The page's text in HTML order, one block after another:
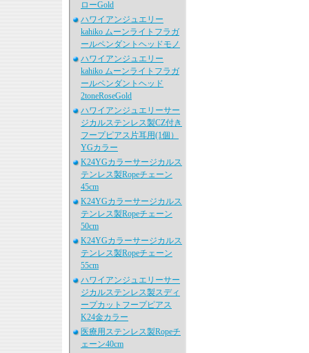
ローGold
ハワイアンジュエリー
kahiko ムーンライトフラガ
ールペンダントヘッドモノ
ハワイアンジュエリー
kahiko ムーンライトフラガ
ールペンダントヘッド
2toneRoseGold
ハワイアンジュエリーサー
ジカルステンレス製CZ付き
フープピアス片耳用(1個）
YGカラー
K24YGカラーサージカルス
テンレス製Ropeチェーン
45cm
K24YGカラーサージカルス
テンレス製Ropeチェーン
50cm
K24YGカラーサージカルス
テンレス製Ropeチェーン
55cm
ハワイアンジュエリーサー
ジカルステンレス製スディ
ープカットフープピアス
K24金カラー
医療用ステンレス製Ropeチ
ェーン40cm